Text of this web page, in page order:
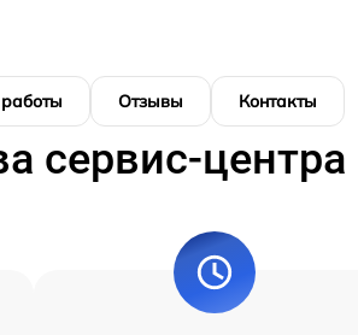
Отзывы Контакты
сервис-центра